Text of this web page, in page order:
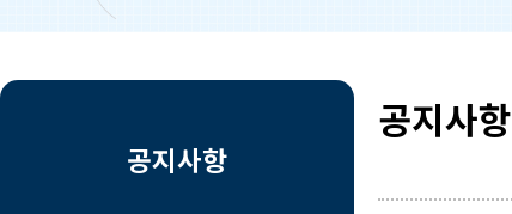
공지사항
공지사항